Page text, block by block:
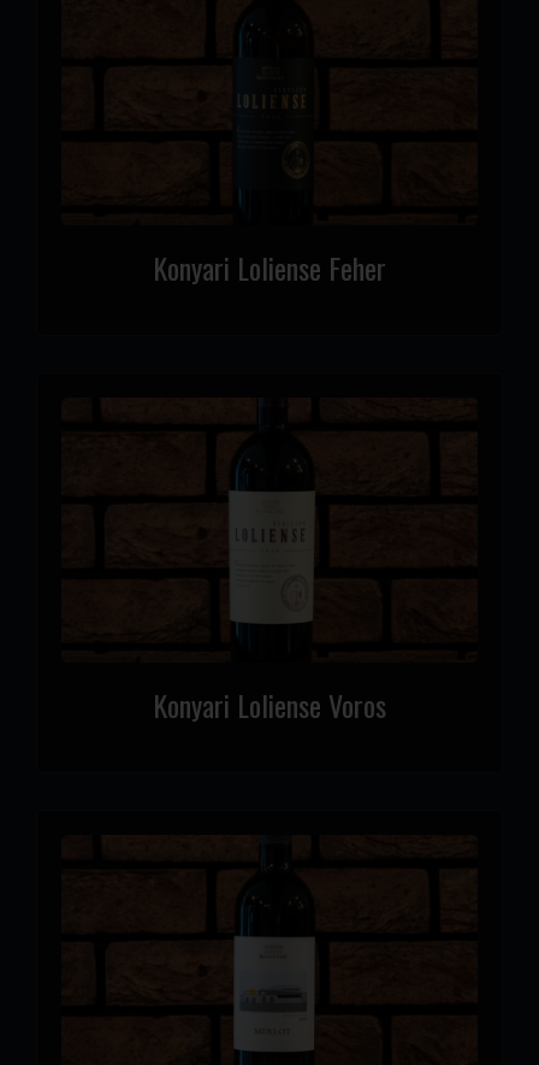
Konyari Loliense Feher
Konyari Loliense Voros